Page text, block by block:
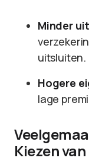
Minder
uitsluiten.
Hogere
lage
Kiezen